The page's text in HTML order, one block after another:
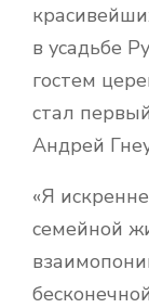
в усадьбе
гостем
стал
Андрей
«Я
семейной